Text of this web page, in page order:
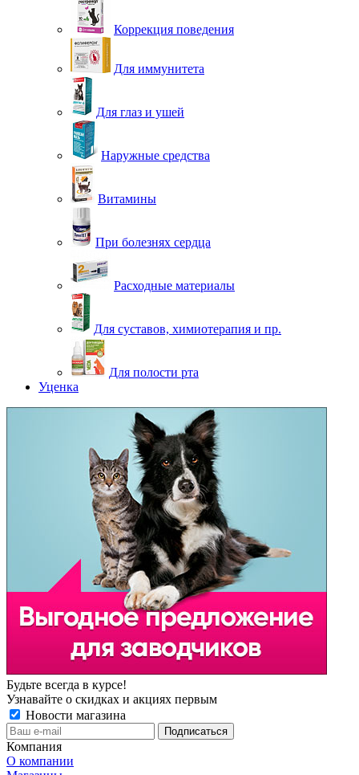
Коррекция поведения
Для иммунитета
Для глаз и ушей
Наружные средства
Витамины
При болезнях сердца
Расходные материалы
Для суставов, химиотерапия и пр.
Для полости рта
Уценка
Будьте всегда в курсе!
Узнавайте о скидках и акциях первым
Новости магазина
Компания
О компании